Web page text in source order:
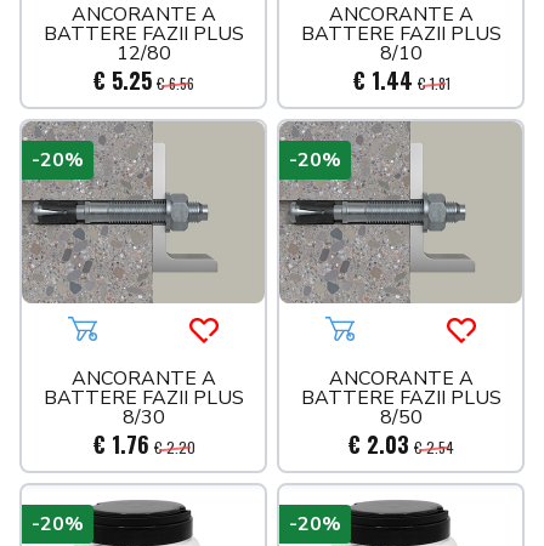
ANCORANTE A
BATTERE FAZII PLUS
12/80
€ 5.25 € 6.56
ANCORANTE A
BATTERE FAZII PLUS
8/10
€ 1.44 € 1.81
Aggiungi al carrelloAcquista più tardi
ANCORANTE A
BATTERE FAZII PLUS
8/30
€ 1.76 € 2.20
-20%
Aggiungi al carrello
ANCORANTE A
BATTERE FAZII PLUS
8/50
€ 2.03 € 2.54
-20%
-20% -20%
RISCALDAMENTO ED ACCESSORI
RUBINETTERIA
SANITARI
SEDILI
SCARICO INNESTO
SCARICO PVC ARANCIO
SCARICO PVC BIANCO
SIFONI
SISTEMI DOCCIA
SPORTELLI
TECO
VALVOLE